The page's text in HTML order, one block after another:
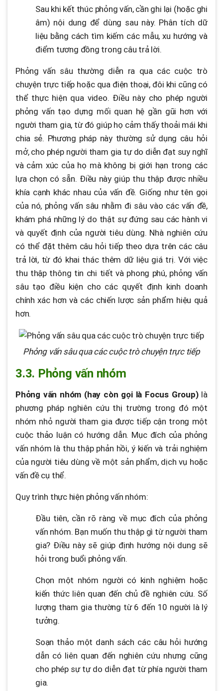
Sau khi kết thúc phỏng vấn, cần ghi lại (hoặc ghi
âm) nội dung để dùng sau này. Phân tích dữ
liệu bằng cách tìm kiếm các mẫu, xu hướng và
điểm tương đồng trong câu trả lời.
Phỏng vấn sâu thường diễn ra qua các cuộc trò
chuyện trực tiếp hoặc qua điện thoại, đôi khi cũng có
thể thực hiện qua video. Điều này cho phép người
phỏng vấn tạo dựng mối quan hệ gần gũi hơn với
người tham gia, từ đó giúp họ cảm thấy thoải mái khi
chia sẻ. Phương pháp này thường sử dụng câu hỏi
mở, cho phép người tham gia tự do diễn đạt suy nghĩ
và cảm xúc của họ mà không bị giới hạn trong các
lựa chọn có sẵn. Điều này giúp thu thập được nhiều
khía cạnh khác nhau của vấn đề. Giống như tên gọi
của nó, phỏng vấn sâu nhằm đi sâu vào các vấn đề,
khám phá những lý do thật sự đứng sau các hành vi
và quyết định của người tiêu dùng. Nhà nghiên cứu
có thể đặt thêm câu hỏi tiếp theo dựa trên các câu
trả lời, từ đó khai thác thêm dữ liệu giá trị. Với việc
thu thập thông tin chi tiết và phong phú, phỏng vấn
sâu tạo điều kiện cho các quyết định kinh doanh
chính xác hơn và các chiến lược sản phẩm hiệu quả
hơn.
Phỏng vấn sâu qua các cuộc trò chuyện trực tiếp
3.3. Phỏng vấn nhóm
Phỏng vấn nhóm (hay còn gọi là Focus Group)là
phương pháp nghiên cứu thị trường trong đó một
nhóm nhỏ người tham gia được tiếp cận trong một
cuộc thảo luận có hướng dẫn. Mục đích của phỏng
vấn nhóm là thu thập phản hồi, ý kiến và trải nghiệm
của người tiêu dùng về một sản phẩm, dịch vụ hoặc
vấn đề cụ thể.
Quy trình thực hiện phỏng vấn nhóm:
Đầu tiên, cần rõ ràng về mục đích của phỏng
vấn nhóm. Bạn muốn thu thập gì từ người tham
gia? Điều này sẽ giúp định hướng nội dung sẽ
hỏi trong buổi phỏng vấn.
Chọn một nhóm người có kinh nghiệm hoặc
kiến thức liên quan đến chủ đề nghiên cứu. Số
lượng tham gia thường từ 6 đến 10 người là lý
tưởng.
Soạn thảo một danh sách các câu hỏi hướng
dẫn có liên quan đến nghiên cứu nhưng cũng
cho phép sự tự do diễn đạt từ phía người tham
gia.